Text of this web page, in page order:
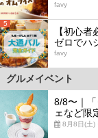
favy
5
【初心
ゼロでハ
favy
グルメイベント
8/8〜｜
ェなど限
8月8日(土)